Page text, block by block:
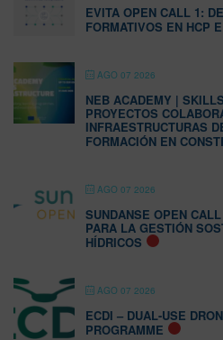
EVITA OPEN CALL 1:
FORMATIVOS EN HCP
AGO 07 2026
NEB ACADEMY |
PROYECTOS
INFRAESTRUCTURAS
FORMACIÓN EN
AGO 07 2026
SUNDANSE OPEN
PARA LA GESTIÓN
HÍDRICOS
AGO 07 2026
ECDI – DUAL-USE
PROGRAMME